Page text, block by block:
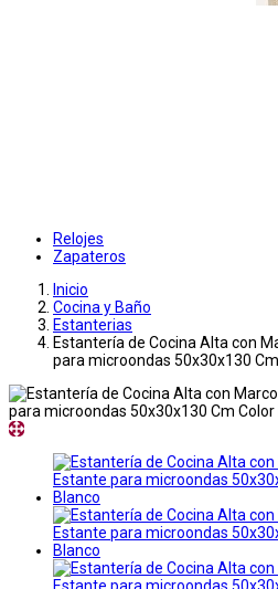
Relojes
Zapateros
Inicio
Cocina y Baño
Estanterias
Estantería de Cocina Alta con
para microondas 50x30x130